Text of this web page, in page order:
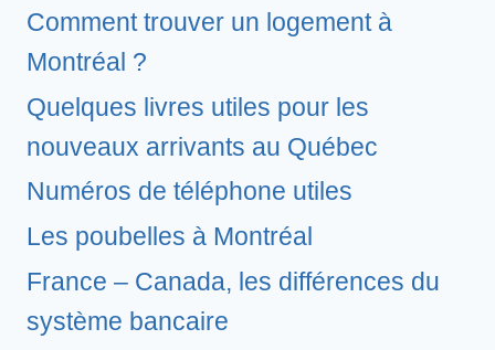
Comment trouver un logement à
Montréal ?
Quelques livres utiles pour les
nouveaux arrivants au Québec
Numéros de téléphone utiles
Les poubelles à Montréal
France – Canada, les différences du
système bancaire